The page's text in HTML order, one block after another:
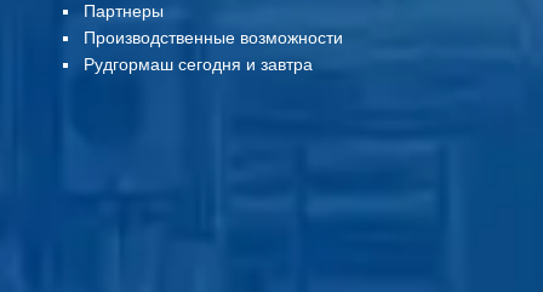
Партнеры
Производственные возможности
Рудгормаш сегодня и завтра